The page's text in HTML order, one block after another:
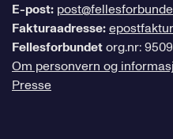
E-post:
Fakturaadresse:
Fellesforbundetorg.nr:
Om personvern og
Presse